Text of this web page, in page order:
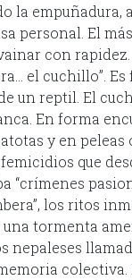
la empuñadura,
personal. El
con
el cuchillo”.
un reptil. El
En forma
y en peleas
que
“crímenes
los ritos
tormenta
colectiva.